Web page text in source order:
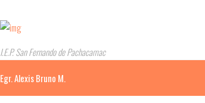
I.E.P. San Fernando de Pachacamac
Egr. Alexis Bruno M.